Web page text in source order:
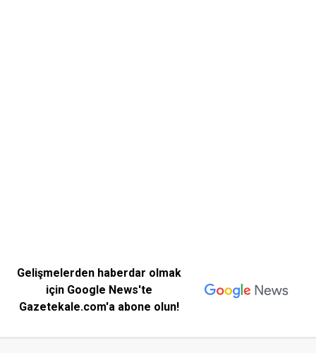
Gelişmelerden haberdar olmak
için Google News'te
Gazetekale.com'a abone olun!